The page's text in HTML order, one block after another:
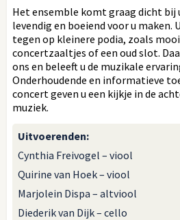
Het ensemble komt graag dicht bij
levendig en boeiend voor u maken.
tegen op kleinere podia, zoals
concertzaaltjes of een oud slot.
ons en beleeft u de muzikale
Onderhoudende en informatieve
concert geven u een kijkje in de
muziek.
Uitvoerenden:
Cynthia Freivogel – viool
Quirine van Hoek – viool
Marjolein Dispa – altviool
Diederik van Dijk – cello